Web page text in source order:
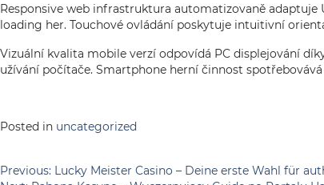
Responsive web infrastruktura automatizovaně
loading her. Touchové ovládání poskytuje intuitivní
Vizuální kvalita mobile verzí odpovídá PC displejování
užívání počítače. Smartphone herní činnost
Posted in uncategorized
Навігація
Previous: Lucky Meister Casino – Deine erste Wahl für